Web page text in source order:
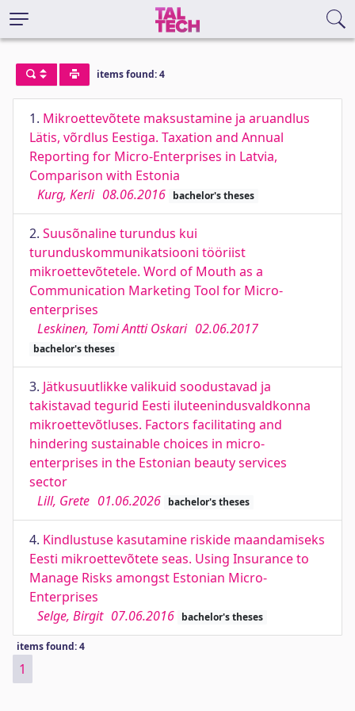
items found: 4
1. Mikroettevõtete maksustamine ja aruandlus
Lätis, võrdlus Eestiga. Taxation and Annual
Reporting for Micro-Enterprises in Latvia,
Comparison with Estonia
Kurg, Kerli 08.06.2016 bachelor's theses
2. Suusõnaline turundus kui
turunduskommunikatsiooni tööriist
mikroettevõtetele. Word of Mouth as a
Communication Marketing Tool for Micro-
enterprises
Leskinen, Tomi Antti Oskari 02.06.2017
bachelor's theses
3. Jätkusuutlikke valikuid soodustavad ja
takistavad tegurid Eesti iluteenindusvaldkonna
mikroettevõtluses. Factors facilitating and
hindering sustainable choices in micro-
enterprises in the Estonian beauty services
sector
Lill, Grete 01.06.2026 bachelor's theses
4. Kindlustuse kasutamine riskide maandamiseks
Eesti mikroettevõtete seas. Using Insurance to
Manage Risks amongst Estonian Micro-
Enterprises
Selge, Birgit 07.06.2016 bachelor's theses
items found: 4
1